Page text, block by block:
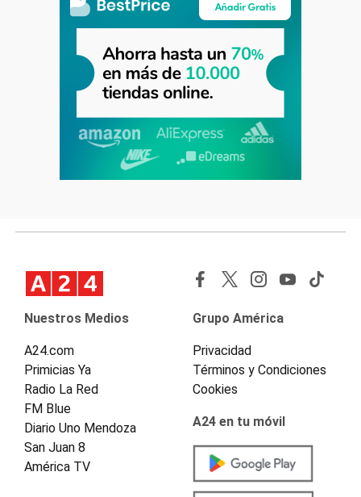
Nuestros Medios
A24.com
Primicias Ya
Radio La Red
FM Blue
Diario Uno Mendoza
San Juan 8
América TV
Grupo América
Privacidad
Términos y Condiciones
Cookies
A24 en tu móvil